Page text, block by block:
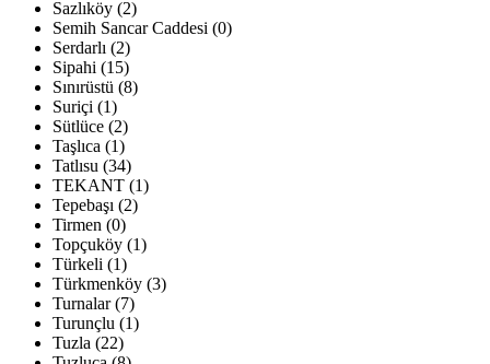
Sazlıköy (2)
Semih Sancar Caddesi (0)
Serdarlı (2)
Sipahi (15)
Sınırüstü (8)
Suriçi (1)
Sütlüce (2)
Taşlıca (1)
Tatlısu (34)
TEKANT (1)
Tepebaşı (2)
Tirmen (0)
Topçuköy (1)
Türkeli (1)
Türkmenköy (3)
Turnalar (7)
Turunçlu (1)
Tuzla (22)